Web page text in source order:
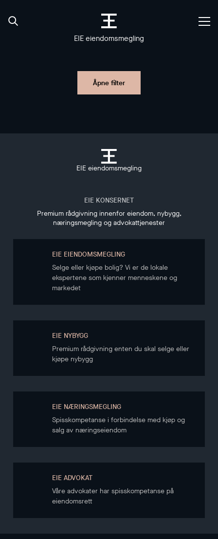
EIE eiendomsmegling
Åpne filter
EIE eiendomsmegling
EIE KONSERNET
Premium rådgivning innenfor eiendom, nybygg,
næringsmegling og advokattjenester
EIE EIENDOMSMEGLING
Selge eller kjøpe bolig? Vi er de lokale
ekspertene som kjenner menneskene og
markedet
EIE NYBYGG
Premium rådgivning enten du skal selge eller
kjøpe nybygg
EIE NÆRINGSMEGLING
Spisskompetanse i forbindelse med kjøp og
salg av næringseiendom
EIE ADVOKAT
Våre advokater har spisskompetanse på
eiendomsrett